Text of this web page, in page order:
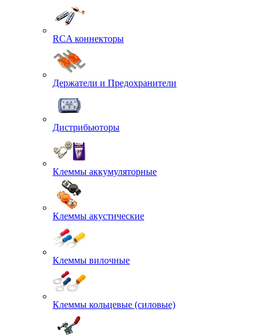
RCA коннекторы
Держатели и Предохранители
Дистрибьюторы
Клеммы аккумуляторные
Клеммы акустические
Клеммы вилочные
Клеммы кольцевые (силовые)